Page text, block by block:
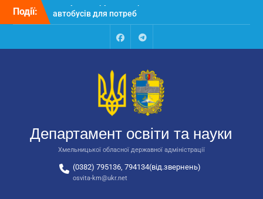
Перейти
Події:
Відбулося засідання
колегії Департаменту
освіти та науки обласної
державної адміністрації
відповідальних за
національно-патріотичне
автобусів для потреб
закладів освіти
FacebookTalegram
Департамент освіти та науки
Хмельницької обласної державної адміністрації
(0382) 795136, 794134(від.звернень)
osvita-km@ukr.net